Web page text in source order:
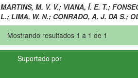
MARTINS, M. V. V.; VIANA, Í. E. T.;
L.; LIMA, W. N.; CONRADO, A. J. DA S.;
Mostrando resultados 1 a 1 de 1
Suportado por